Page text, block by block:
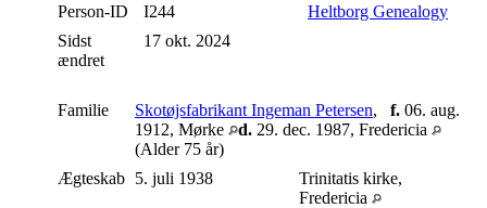
Person-ID
I244
Heltborg Genealogy
Sidst
ændret
17 okt. 2024
Familie Skotøjsfabrikant Ingeman Petersen, f. 06. aug.
1912, Mørke
d. 29. dec. 1987, Fredericia
(Alder 75 år)
Ægteskab 5. juli 1938
Trinitatis kirke,
Fredericia